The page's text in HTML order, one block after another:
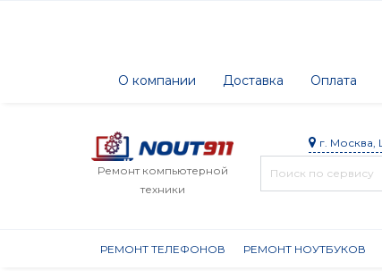
О компании Доставка Оплата
Ремонт компьютерной
техники
г. Москва,
РЕМОНТ ТЕЛЕФОНОВ РЕМОНТ НОУТБУКОВ